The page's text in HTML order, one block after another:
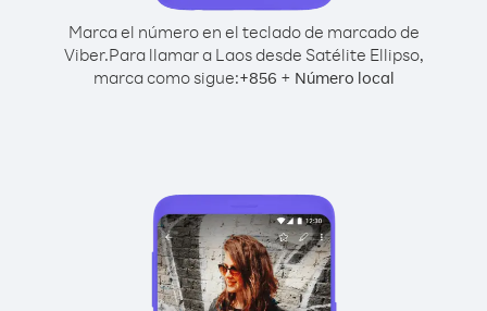
Marca el número en el teclado de marcado de
Viber.Para llamar a Laos desde Satélite Ellipso,
marca como sigue:+856 + Número local